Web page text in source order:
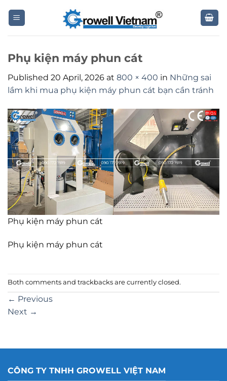
Phụ kiện máy phun cát
Published 20 April, 2026 at 800 × 400 in Những sai
lầm khi mua phụ kiện máy phun cát bạn cần tránh
Phụ kiện máy phun cát
Phụ kiện máy phun cát
Both comments and trackbacks are currently closed.
← Previous
Next →
CÔNG TY TNHH GROWELL VIỆT NAM